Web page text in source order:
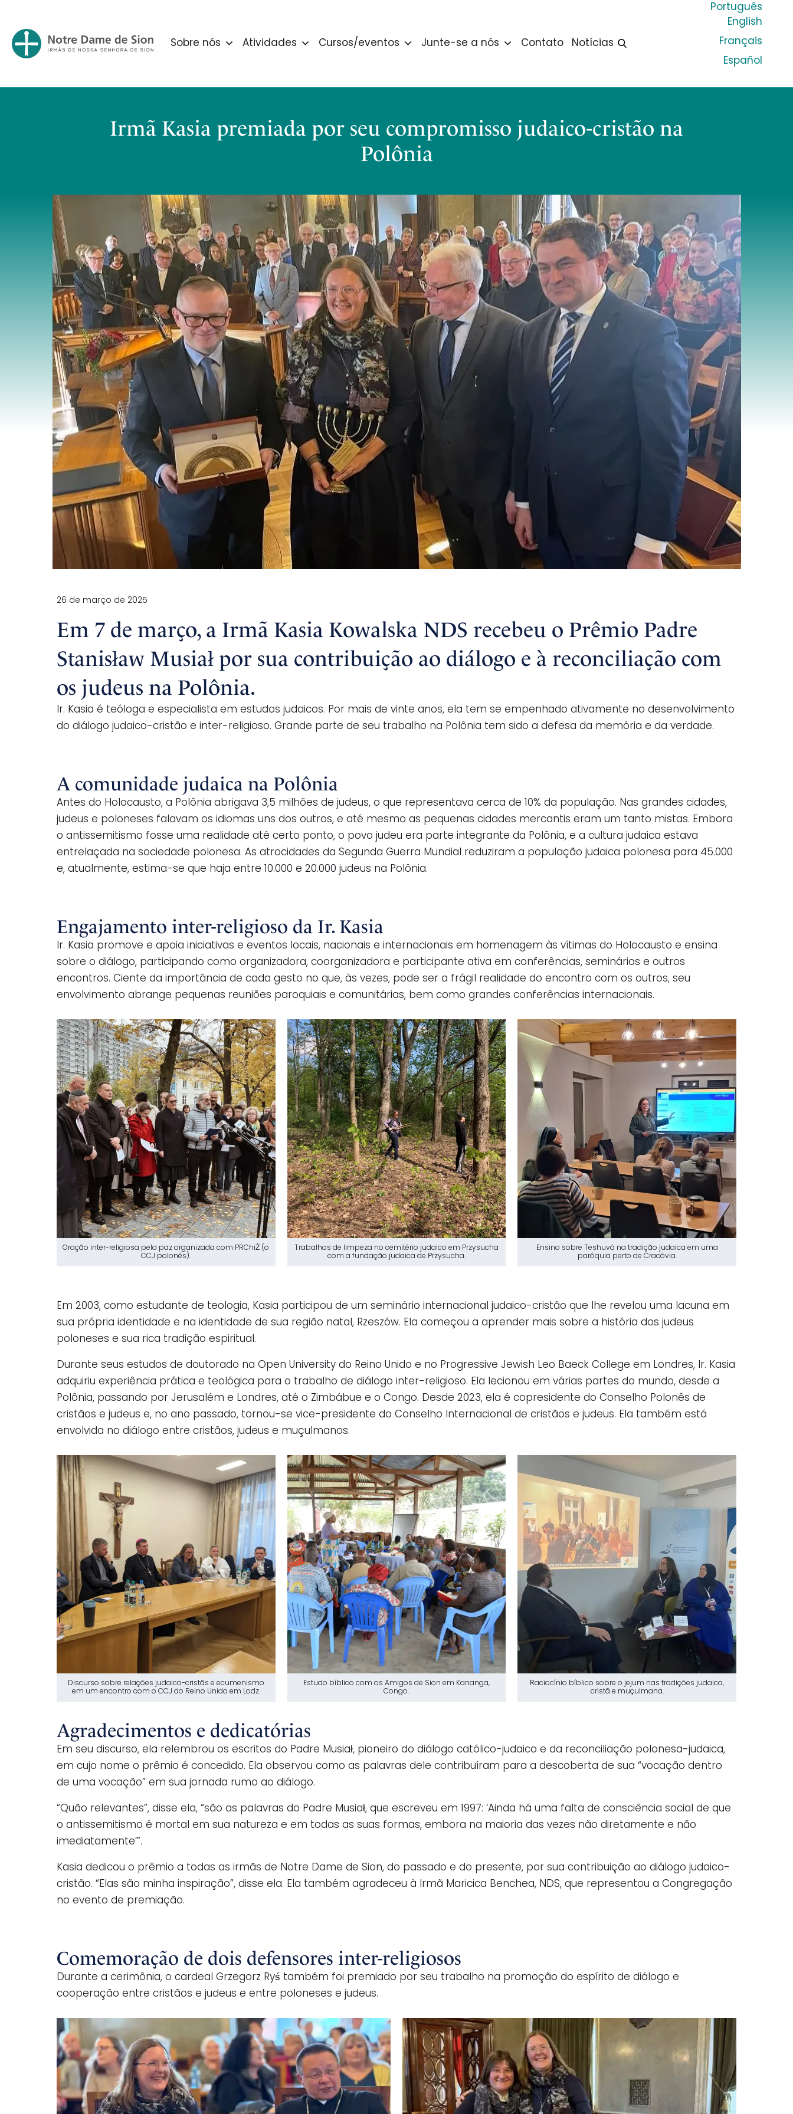
Sobre nós Atividades Cursos/eventos Junte-se a nós Contato Notícias
Português
English
Français
Español
Irmã Kasia premiada por seu compromisso judaico-cristão na
Polônia
26 de março de 2025
Em 7 de março, a Irmã Kasia Kowalska NDS recebeu o Prêmio Padre
Stanisław Musiał por sua contribuição ao diálogo e à reconciliação com
os judeus na Polônia.
Ir. Kasia é teóloga e especialista em estudos judaicos. Por mais de vinte anos, ela tem se empenhado ativamente no desenvolvimento
do diálogo judaico-cristão e inter-religioso. Grande parte de seu trabalho na Polônia tem sido a defesa da memória e da verdade.
A comunidade judaica na Polônia
Antes do Holocausto, a Polônia abrigava 3,5 milhões de judeus, o que representava cerca de 10% da população. Nas grandes cidades,
judeus e poloneses falavam os idiomas uns dos outros, e até mesmo as pequenas cidades mercantis eram um tanto mistas. Embora
o antissemitismo fosse uma realidade até certo ponto, o povo judeu era parte integrante da Polônia, e a cultura judaica estava
entrelaçada na sociedade polonesa. As atrocidades da Segunda Guerra Mundial reduziram a população judaica polonesa para 45.000
e, atualmente, estima-se que haja entre 10.000 e 20.000 judeus na Polônia.
Engajamento inter-religioso da Ir. Kasia
Ir. Kasia promove e apoia iniciativas e eventos locais, nacionais e internacionais em homenagem às vítimas do Holocausto e ensina
sobre o diálogo, participando como organizadora, coorganizadora e participante ativa em conferências, seminários e outros
encontros. Ciente da importância de cada gesto no que, às vezes, pode ser a frágil realidade do encontro com os outros, seu
envolvimento abrange pequenas reuniões paroquiais e comunitárias, bem como grandes conferências internacionais.
Oração inter-religiosa pela paz organizada com PRChiŻ (o
CCJ polonês).
Trabalhos de limpeza no cemitério judaico em Przysucha
com a fundação judaica de Przysucha.
Ensino sobre Teshuvá na tradição judaica em uma
paróquia perto de Cracóvia.
Em 2003, como estudante de teologia, Kasia participou de um seminário internacional judaico-cristão que lhe revelou uma lacuna em
sua própria identidade e na identidade de sua região natal, Rzeszów. Ela começou a aprender mais sobre a história dos judeus
poloneses e sua rica tradição espiritual.
Durante seus estudos de doutorado na Open University do Reino Unido e no Progressive Jewish Leo Baeck College em Londres, Ir. Kasia
adquiriu experiência prática e teológica para o trabalho de diálogo inter-religioso. Ela lecionou em várias partes do mundo, desde a
Polônia, passando por Jerusalém e Londres, até o Zimbábue e o Congo. Desde 2023, ela é copresidente do Conselho Polonês de
cristãos e judeus e, no ano passado, tornou-se vice-presidente do Conselho Internacional de cristãos e judeus. Ela também está
envolvida no diálogo entre cristãos, judeus e muçulmanos.
Discurso sobre relações judaico-cristãs e ecumenismo
em um encontro com o CCJ do Reino Unido em Lodz.
Estudo bíblico com os Amigos de Sion em Kananga,
Congo.
Raciocínio bíblico sobre o jejum nas tradições judaica,
cristã e muçulmana.
Agradecimentos e dedicatórias
Em seu discurso, ela relembrou os escritos do Padre Musiał, pioneiro do diálogo católico-judaico e da reconciliação polonesa-judaica,
em cujo nome o prêmio é concedido. Ela observou como as palavras dele contribuíram para a descoberta de sua “vocação dentro
de uma vocação” em sua jornada rumo ao diálogo.
“Quão relevantes”, disse ela, “são as palavras do Padre Musiał, que escreveu em 1997: ‘Ainda há uma falta de consciência social de que
o antissemitismo é mortal em sua natureza e em todas as suas formas, embora na maioria das vezes não diretamente e não
imediatamente’”.
Kasia dedicou o prêmio a todas as irmãs de Notre Dame de Sion, do passado e do presente, por sua contribuição ao diálogo judaico-
cristão. “Elas são minha inspiração”, disse ela. Ela também agradeceu à Irmã Maricica Benchea, NDS, que representou a Congregação
no evento de premiação.
Comemoração de dois defensores inter-religiosos
Durante a cerimônia, o cardeal Grzegorz Ryś também foi premiado por seu trabalho na promoção do espírito de diálogo e
cooperação entre cristãos e judeus e entre poloneses e judeus.